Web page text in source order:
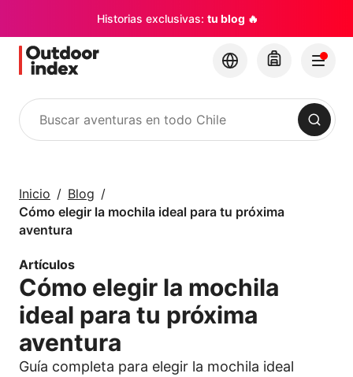
Historias exclusivas: tu blog 🔥
Buscar
Inicio
Blog
Cómo elegir la mochila ideal para tu próxima
aventura
Artículos
Cómo elegir la mochila
ideal para tu próxima
aventura
Guía completa para elegir la mochila ideal
rincones con
Outdoor Index